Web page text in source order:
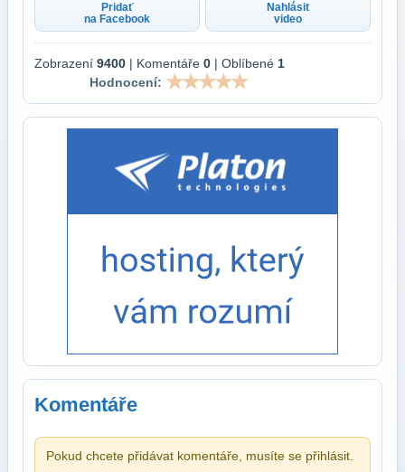
Pridať
na Facebook
Nahlásit
video
Zobrazení 9400 | Komentáře 0 | Oblíbené 1
Hodnocení:
Komentáře
Pokud chcete přidávat komentáře, musíte se přihlásit.